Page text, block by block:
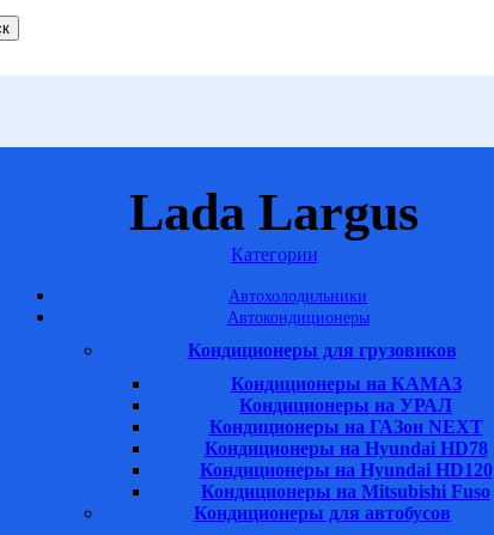
Lada Largus
Категории
Автохолодильники
Автокондиционеры
Кондиционеры для грузовиков
Кондиционеры на КАМАЗ
Кондиционеры на УРАЛ
Кондиционеры на ГАЗон NEXT
Кондиционеры на Hyundai HD78
Кондиционеры на Hyundai HD120
Кондиционеры на Mitsubishi Fuso
Кондиционеры для автобусов